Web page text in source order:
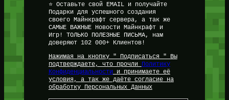
⭐ Оставьте свой EMAIL и получайте
Подарки для успешного создания
своего Майнкрафт сервера, а так же
САМЫЕ ВАЖНЫЕ Новости Майнкрафт и
Игр! ТОЛЬКО ПОЛЕЗНЫЕ ПИСЬМА, нам
доверяют 102 000+ Клиентов!
Нажимая на кнопку " Подписаться " Вы
подтверждаете, что прочли
Политику
Конфиденциальностии принимаете её
условия, а так же даёте согласие на
обработку Персональных Данных